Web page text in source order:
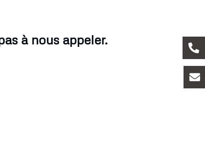
à nous appeler.